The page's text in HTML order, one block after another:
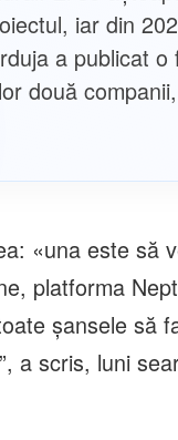
iar din
a publicat
două
«una este să
platforma
şansele să
a scris, luni